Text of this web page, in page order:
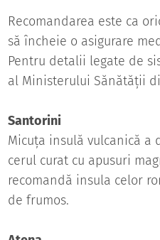
Recomandarea este ca
să încheie o asigurare
Pentru detalii legate de
al Ministerului Sănătății
Santorini
Micuța insulă vulcanică a
cerul curat cu apusuri
recomandă insula celor
de frumos.